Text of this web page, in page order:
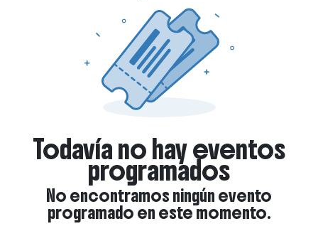
Todavía no hay eventos
programados
No encontramos ningún evento
programado en este momento.